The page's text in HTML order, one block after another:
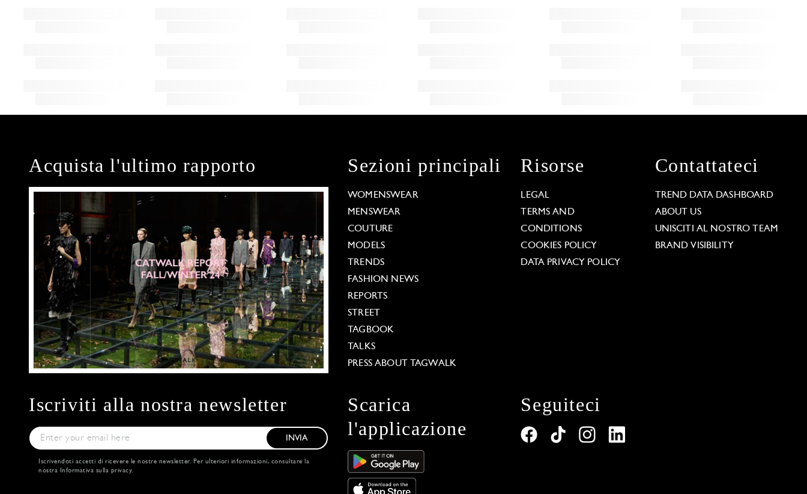
Acquista l'ultimo rapporto Sezioni principali
WOMENSWEAR
MENSWEAR
COUTURE
MODELS
TRENDS
FASHION NEWS
REPORTS
STREET
TAGBOOK
TALKS
PRESS ABOUT TAGWALK
Risorse
LEGAL
TERMS AND
CONDITIONS
COOKIES POLICY
DATA PRIVACY POLICY
Contattateci
TREND DATA DASHBOARD
ABOUT US
UNISCITI AL NOSTRO TEAM
BRAND VISIBILITY
Iscriviti alla nostra newsletter
INVIA
Iscrivendoti accetti di ricevere le nostre newsletter. Per ulteriori informazioni, consultare la
nostra Informativa sulla privacy.
Scarica
l'applicazione
Seguiteci